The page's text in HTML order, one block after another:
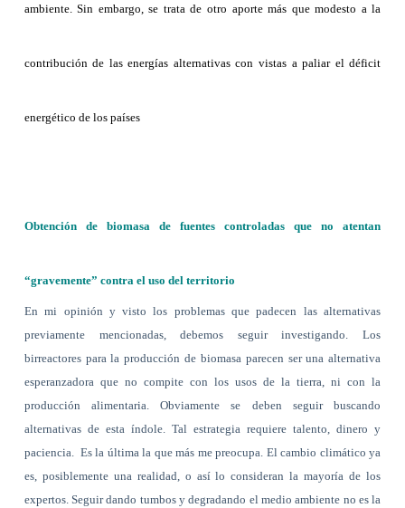
ambiente. Sin embargo, se trata de otro aporte más que modesto a la
contribución de las energías alternativas con vistas a paliar el déficit
energético de los países
Obtención de biomasa de fuentes controladas que no atentan
“gravemente” contra el uso del territorio
En mi opinión y visto los problemas que padecen las alternativas
previamente mencionadas, debemos seguir investigando. Los
birreactores para la producción de biomasa parecen ser una alternativa
esperanzadora que no compite con los usos de la tierra, ni con la
producción alimentaria. Obviamente se deben seguir buscando
alternativas de esta índole. Tal estrategia requiere talento, dinero y
paciencia.
Es la última la que más me preocupa. El cambio climático ya
es, posiblemente una realidad, o así lo consideran la mayoría de los
expertos. Seguir dando tumbos y degradando el medio ambiente no es la